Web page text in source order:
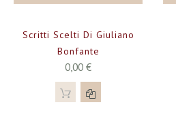
Scritti Scelti Di Giuliano
Bonfante
0,00 €